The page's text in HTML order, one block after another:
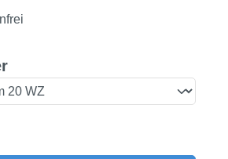
auswählen
Gib den gewünschten